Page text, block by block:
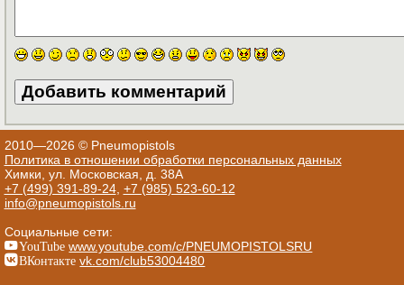
2010—2026 © Pneumopistols
Политика в отношении обработки персональных данных
Химки, ул. Московская, д. 38А
+7 (499) 391-89-24, +7 (985) 523-60-12
info@pneumopistols.ru
Социальные сети:
YouTube www.youtube.com/c/PNEUMOPISTOLSRU
ВКонтакте vk.com/club53004480